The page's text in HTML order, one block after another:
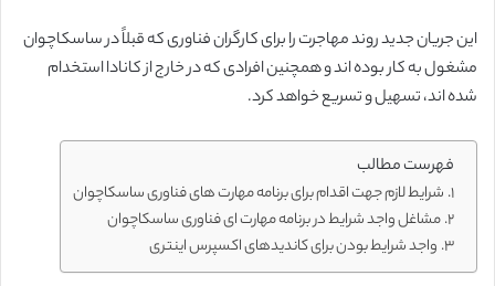
این جریان جدید روند مهاجرت را برای کارگران فناوری که قبلاً در ساسکاچوان
مشغول به کار بوده اند و همچنین افرادی که در خارج از کانادا استخدام
شده اند، تسهیل و تسریع خواهد کرد.
فهرست مطالب
شرایط لازم جهت اقدام برای برنامه مهارت های فناوری ساسکاچوان
مشاغل واجد شرایط در برنامه مهارت ای فناوری ساسکاچوان
واجد شرایط بودن برای کاندیدهای اکسپرس اینتری